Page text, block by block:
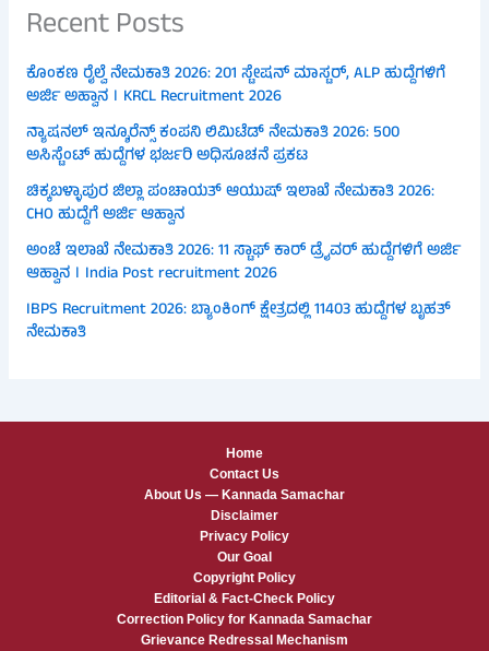
Recent Posts
ಕೊಂಕಣ ರೈಲ್ವೆ ನೇಮಕಾತಿ 2026: 201 ಸ್ಟೇಷನ್ ಮಾಸ್ಟರ್, ALP ಹುದ್ದೆಗಳಿಗೆ
ಅರ್ಜಿ ಅಹ್ವಾನ । KRCL Recruitment 2026
ನ್ಯಾಷನಲ್ ಇನ್ಶೂರೆನ್ಸ್ ಕಂಪನಿ ಲಿಮಿಟೆಡ್ ನೇಮಕಾತಿ 2026: 500
ಅಸಿಸ್ಟೆಂಟ್ ಹುದ್ದೆಗಳ ಭರ್ಜರಿ ಅಧಿಸೂಚನೆ ಪ್ರಕಟ
ಚಿಕ್ಕಬಳ್ಳಾಪುರ ಜಿಲ್ಲಾ ಪಂಚಾಯತ್ ಆಯುಷ್ ಇಲಾಖೆ ನೇಮಕಾತಿ 2026:
CHO ಹುದ್ದೆಗೆ ಅರ್ಜಿ ಆಹ್ವಾನ
ಅಂಚೆ ಇಲಾಖೆ ನೇಮಕಾತಿ 2026: 11 ಸ್ಟಾಫ್ ಕಾರ್ ಡ್ರೈವರ್ ಹುದ್ದೆಗಳಿಗೆ ಅರ್ಜಿ
ಆಹ್ವಾನ । India Post recruitment 2026
IBPS Recruitment 2026: ಬ್ಯಾಂಕಿಂಗ್ ಕ್ಷೇತ್ರದಲ್ಲಿ 11403 ಹುದ್ದೆಗಳ ಬೃಹತ್
ನೇಮಕಾತಿ
Home
Contact Us
About Us — Kannada Samachar
Disclaimer
Privacy Policy
Our Goal
Copyright Policy
Editorial & Fact-Check Policy
Correction Policy for Kannada Samachar
Grievance Redressal Mechanism